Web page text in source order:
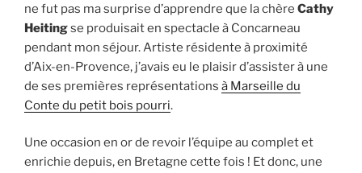
ne fut pas ma surprise d’apprendre que la chère Cathy
Heitingse produisait en spectacle à Concarneau
pendant mon séjour. Artiste résidente à proximité
d’Aix-en-Provence, j’avais eu le plaisir d’assister à une
de ses premières représentations à Marseille du
Conte du petit bois pourri.
Une occasion en or de revoir l’équipe au complet et
enrichie depuis, en Bretagne cette fois ! Et donc, une